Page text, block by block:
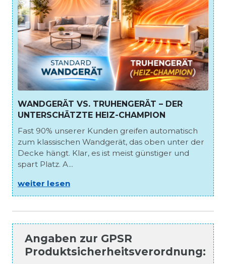
WANDGERÄT VS. TRUHENGERÄT – DER
UNTERSCHÄTZTE HEIZ-CHAMPION
Fast 90% unserer Kunden greifen automatisch
zum klassischen Wandgerät, das oben unter der
Decke hängt. Klar, es ist meist günstiger und
spart Platz. A...
weiter lesen
Angaben zur GPSR
Produktsicherheitsverordnung: